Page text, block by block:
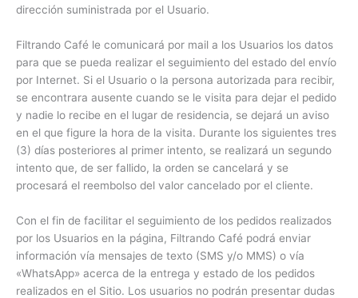
dirección suministrada por el Usuario.
Filtrando Café le comunicará por mail a los Usuarios los datos
para que se pueda realizar el seguimiento del estado del envío
por Internet. Si el Usuario o la persona autorizada para recibir,
se encontrara ausente cuando se le visita para dejar el pedido
y nadie lo recibe en el lugar de residencia, se dejará un aviso
en el que figure la hora de la visita. Durante los siguientes tres
(3) días posteriores al primer intento, se realizará un segundo
intento que, de ser fallido, la orden se cancelará y se
procesará el reembolso del valor cancelado por el cliente.
Con el fin de facilitar el seguimiento de los pedidos realizados
por los Usuarios en la página, Filtrando Café podrá enviar
información vía mensajes de texto (SMS y/o MMS) o vía
«WhatsApp» acerca de la entrega y estado de los pedidos
realizados en el Sitio. Los usuarios no podrán presentar dudas